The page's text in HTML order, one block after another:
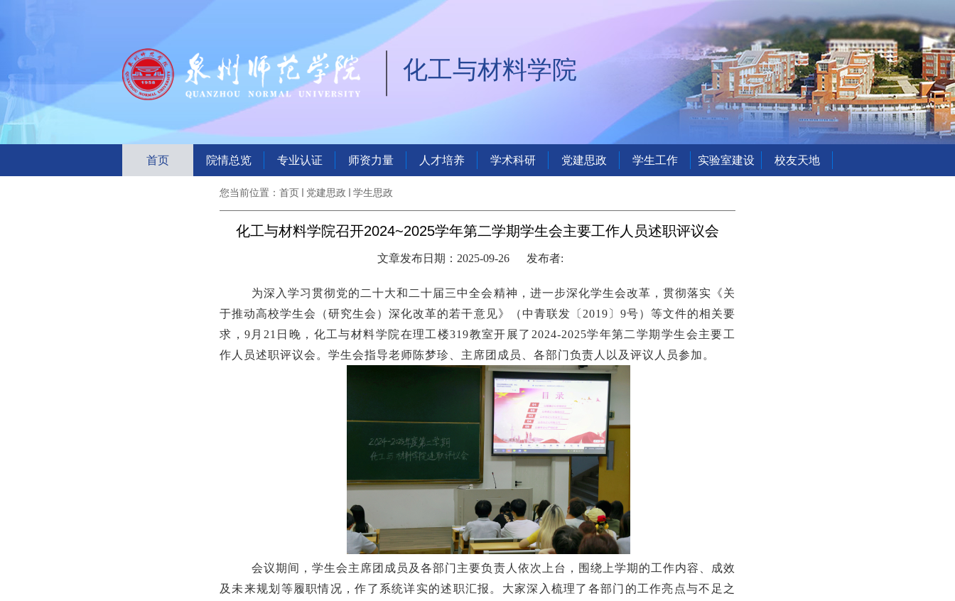
化工与材料学院
首页 院情总览 专业认证 师资力量 人才培养 学术科研 党建思政 学生工作 实验室建设 校友天地
您当前位置：首页 党建思政 学生思政
化工与材料学院召开2024~2025学年第二学期学生会主要工作人员述职评议会
文章发布日期：2025-09-26 发布者:
为深入学习贯彻党的二十大和二十届三中全会精神，进一步深化学生会改革，贯彻落实《关
于推动高校学生会（研究生会）深化改革的若干意见》（中青联发〔 2019〕9号）等文件的相关要
求，9月21日晚，化工与材料学院在理工楼319教室开展了2024-2025学年第二学期学生会主要工
作人员述职评议会。学生会指导老师陈梦珍、主席团成员、各部门负责人以及评议人员参加。
会议期间，学生会主席团成员及各部门主要负责人依次上台，围绕上学期的工作内容、成效
及未来规划等履职情况，作了系统详实的述职汇报。大家深入梳理了各部门的工作亮点与不足之